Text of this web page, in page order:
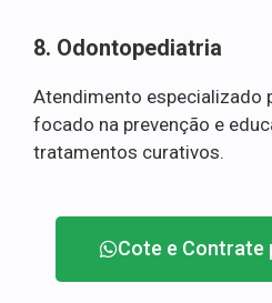
8. Odontopediatria
Atendimento especializado
focado na prevenção e
tratamentos curativos.
Cote e Contrate